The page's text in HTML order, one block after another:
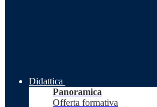
Didattica
Panoramica
Offerta formativa